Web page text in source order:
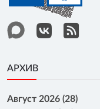
АРХИВ
Август 2026 (28)